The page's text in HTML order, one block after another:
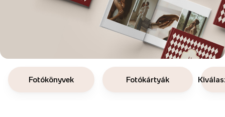
Fotókönyvek Fotókártyák